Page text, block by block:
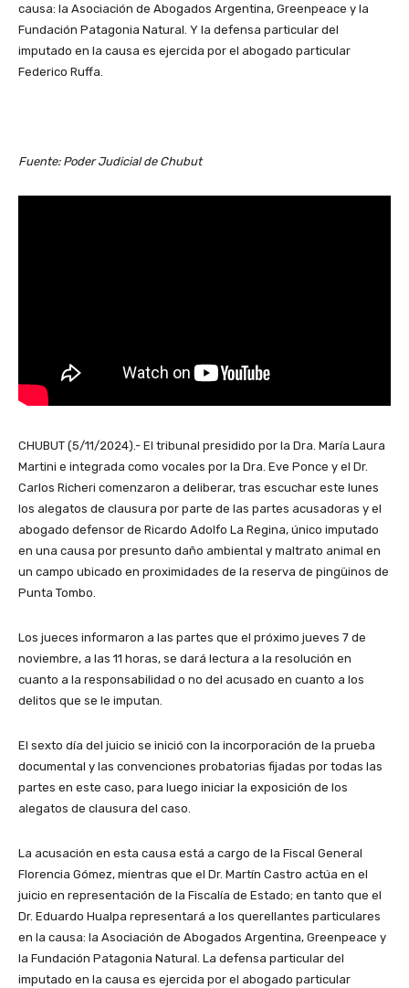
causa: la Asociación de Abogados Argentina, Greenpeace y la
Fundación Patagonia Natural. Y la defensa particular del
imputado en la causa es ejercida por el abogado particular
Federico Ruffa.
Fuente: Poder Judicial de Chubut
CHUBUT (5/11/2024).- El tribunal presidido por la Dra. María Laura
Martini e integrada como vocales por la Dra. Eve Ponce y el Dr.
Carlos Richeri comenzaron a deliberar, tras escuchar este lunes
los alegatos de clausura por parte de las partes acusadoras y el
abogado defensor de Ricardo Adolfo La Regina, único imputado
en una causa por presunto daño ambiental y maltrato animal en
un campo ubicado en proximidades de la reserva de pingüinos de
Punta Tombo.
Los jueces informaron a las partes que el próximo jueves 7 de
noviembre, a las 11 horas, se dará lectura a la resolución en
cuanto a la responsabilidad o no del acusado en cuanto a los
delitos que se le imputan.
El sexto día del juicio se inició con la incorporación de la prueba
documental y las convenciones probatorias fijadas por todas las
partes en este caso, para luego iniciar la exposición de los
alegatos de clausura del caso.
La acusación en esta causa está a cargo de la Fiscal General
Florencia Gómez, mientras que el Dr. Martín Castro actúa en el
juicio en representación de la Fiscalía de Estado; en tanto que el
Dr. Eduardo Hualpa representará a los querellantes particulares
en la causa: la Asociación de Abogados Argentina, Greenpeace y
la Fundación Patagonia Natural. La defensa particular del
imputado en la causa es ejercida por el abogado particular